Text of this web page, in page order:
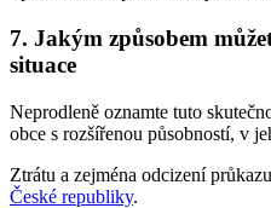
7. Jakým způsobem
situace
Neprodleně oznamte tuto
obce s rozšířenou působností, v
Ztrátu a zejména odcizení
České republiky.